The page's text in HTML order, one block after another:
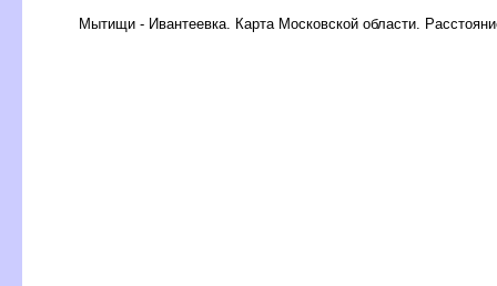
Мытищи - Ивантеевка. Карта Московской области.